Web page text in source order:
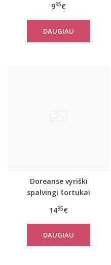
995€
DAUGIAU
Doreanse vyriški
spalvingi šortukai
1495€
DAUGIAU